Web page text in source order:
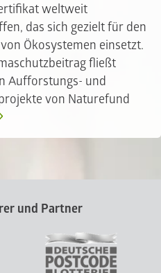
weltweit
das sich gezielt für den
Ökosystemen einsetzt.
fließt
Aufforstungs- und
von Naturefund
und Partner